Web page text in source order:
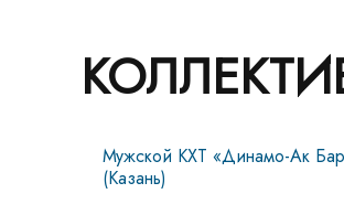
Мужской КХТ «Динамо-Ак
(Казань)